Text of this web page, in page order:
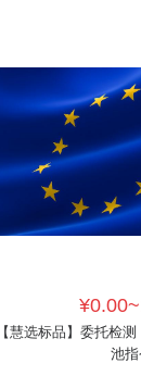
【慧选标品】委托检
池指